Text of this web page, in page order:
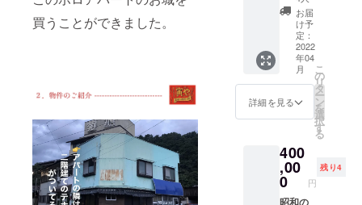
買うことができました。
★宿泊
券は、
ギフト
とし
て、支
援者か
ら譲り
受けた
方も使
リター
ンに交
通費は
含まれ
ませ
特別料
金に
て、さ
らに契
約手続
き料も
０円に
てご提
供いた
備考欄
に利用
開始予
定日を
ご記入
おつま
み付き
＆清水
則子の
人生相
談付き
の「昭
和の寅
や」特
券（１
泊3,800
円）を
ご提供
いたし
お届
け予
定：
2022
年04
月
詳細を見る
こ
の
リ
タ
ー
ン
を
選
択
す
る
400
,00
0 円
残り4
昭和の